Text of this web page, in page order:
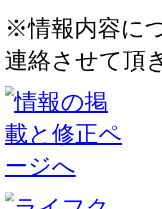
※情報内容に
連絡させて頂